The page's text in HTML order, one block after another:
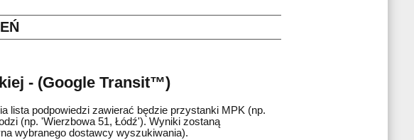
- (Google Transit™)
lista podpowiedzi zawierać będzie przystanki MPK (np.
(np. 'Wierzbowa 51, Łódź'). Wyniki zostaną
wybranego dostawcy wyszukiwania).